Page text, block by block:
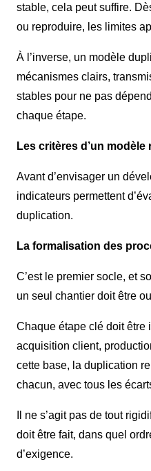
stable, cela peut suffire.
ou reproduire, les limites
À l’inverse, un modèle
mécanismes clairs,
stables pour ne pas
chaque étape.
Les critères d’un
Avant d’envisager un
indicateurs permettent
duplication.
La formalisation des
C’est le premier socle, et
un seul chantier doit être
Chaque étape clé doit être
acquisition client,
cette base, la duplication
chacun, avec tous les
Il ne s’agit pas de tout
doit être fait, dans quel
d’exigence.